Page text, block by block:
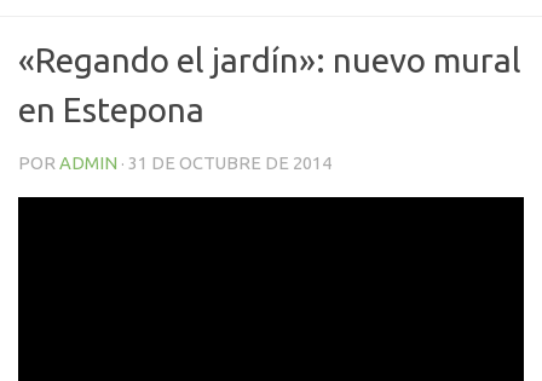
«Regando el jardín»: nuevo mural
en Estepona
POR ADMIN · 31 DE OCTUBRE DE 2014